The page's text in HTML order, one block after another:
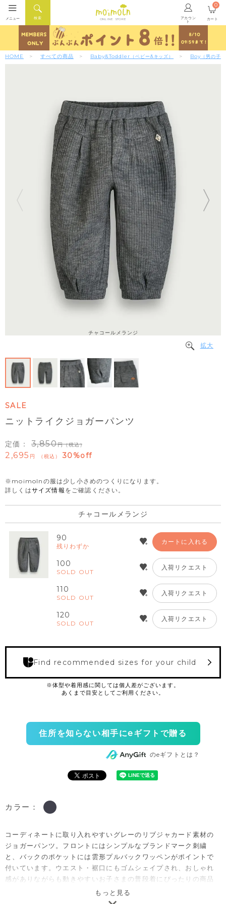
ONLINE STORE アカウン
ト
検索
メニュー カート
0
HOME すべての商品 Baby&Toddler （ベビー&キッズ） Boy （男の子）
チャコールメランジ
拡大
SALE
ニットライクジョガーパンツ
定価： 3,850 （税込）
2,695 税込 30%off
※moimolnの服は少し小さめのつくりになります。
詳しくはサイズ情報 をご確認ください。
チャコールメランジ
90
残りわずか
カートに入れる
100
SOLD OUT
入荷リクエスト
110
SOLD OUT
入荷リクエスト
120
SOLD OUT
入荷リクエスト
Find recommended sizes for your child
住所を知らない相手にeギフトで贈る
のeギフトとは？
カラー：
コーディネートに取り入れやすいグレーのリブジャカード素材の
ジョガーパンツ。フロントにはシンプルなブランドマーク刺繍
と、バックのポケットには雲形プルバックワッペンがポイントで
付いています。ウエスト・裾口にもゴムシェイプされ、おしゃれ
感がありながらも動きやすいお子さまの普段着にぴったりの商品
もっと見る